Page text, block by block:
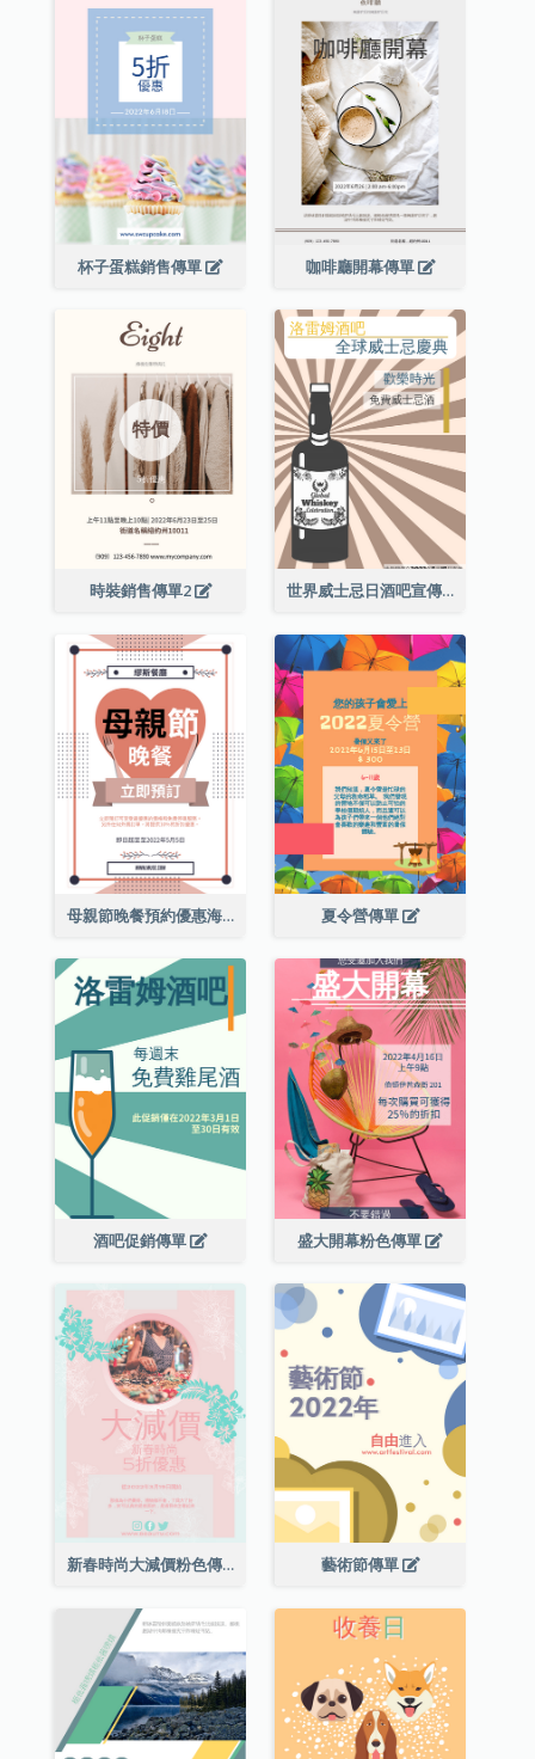
杯子蛋糕銷售傳單 咖啡廳開幕傳單
時裝銷售傳單2 世界威士忌日酒吧宣傳傳單
母親節晚餐預約優惠海報 夏令營傳單
酒吧促銷傳單 盛大開幕粉色傳單
新春時尚大減價粉色傳單 藝術節傳單